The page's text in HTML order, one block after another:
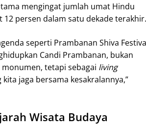
mengingat jumlah umat Hindu
12 persen dalam satu dekade terakhir.
seperti Prambanan Shiva
Candi Prambanan, bukan
tetapi sebagai living
jaga bersama kesakralannya,”
Wisata Budaya